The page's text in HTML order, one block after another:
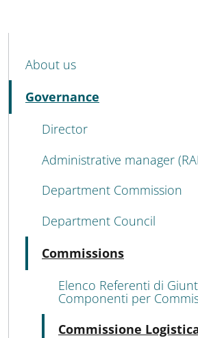
MENU CEV SECOND
About us
Governance
Active
Director
Administrative manager
Department Commission
Department Council
Commissions
Active
Elenco Referenti di
Componenti per
Commissione